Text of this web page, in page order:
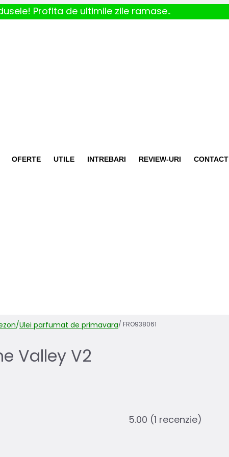
Profita de ultimile zile ramase..
OFERTE UTILE INTREBARI REVIEW-URI CONTACT
/Ulei parfumat de primavara/ FRO938061
Valley V2
5.00 (1 recenzie)